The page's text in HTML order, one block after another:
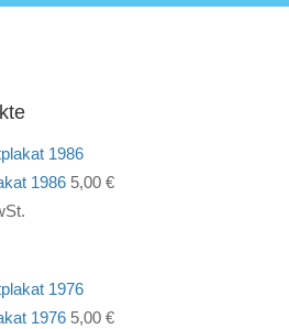
1986 5,00 €
1976 5,00 €